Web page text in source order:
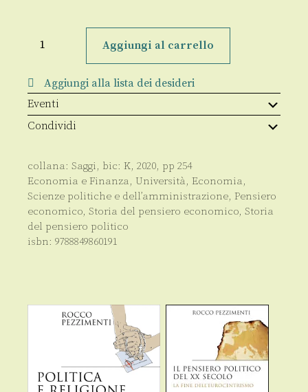
Sovrastruttura
Aggiungi al carrello
Aggiungi alla lista dei desideri
Eventi
Condividi
collana: Saggi, bic: K, 2020, pp 254
Economia e Finanza, Università, Economia,
Scienze politiche e dell’amministrazione, Pensiero
economico, Storia del pensiero economico, Storia
del pensiero politico
isbn: 9788849860191